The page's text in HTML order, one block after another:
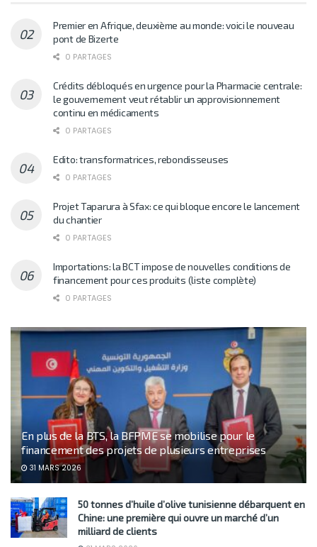
Premier en Afrique, deuxième au monde: voici le nouveau
pont de Bizerte
0 PARTAGES
Crédits débloqués en urgence pour la Pharmacie centrale:
le gouvernement veut rétablir un approvisionnement
continu en médicaments
0 PARTAGES
Edito: transformatrices, rebondisseuses
0 PARTAGES
Projet Taparura à Sfax: ce qui bloque encore le lancement
du chantier
0 PARTAGES
Importations: la BCT impose de nouvelles conditions de
financement pour ces produits (liste complète)
0 PARTAGES
En plus de la BTS, la BFPME se mobilise pour le
financement des projets de plusieurs entreprises
31 MARS 2026
50 tonnes d’huile d’olive tunisienne débarquent en
Chine: une première qui ouvre un marché d’un
milliard de clients